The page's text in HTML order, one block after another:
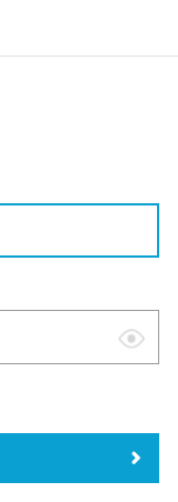
表
替